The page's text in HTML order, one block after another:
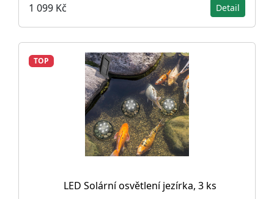
1 099 Kč Detail
TOP
LED Solární osvětlení jezírka, 3 ks